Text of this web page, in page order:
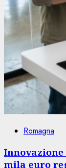
Romagna
Innovazione
mila euro